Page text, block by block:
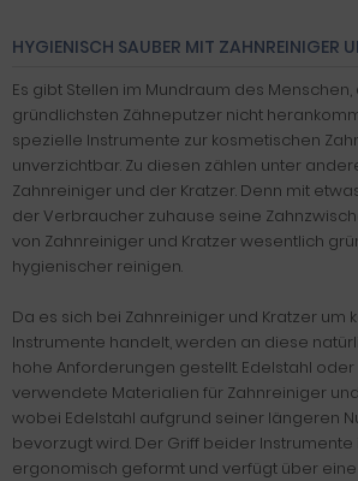
HYGIENISCH SAUBER MIT ZAHNREINIGER
Es gibt Stellen im Mundraum des
gründlichsten Zähneputzer nicht
spezielle Instrumente zur kosmetischen
unverzichtbar. Zu diesen zählen unter
Zahnreiniger und der Kratzer. Denn mit
der Verbraucher zuhause seine
von Zahnreiniger und Kratzer wesentlich
hygienischer reinigen.
Da es sich bei Zahnreiniger und Kratzer um
Instrumente handelt, werden an diese
hohe Anforderungen gestellt. Edelstahl oder
verwendete Materialien für Zahnreiniger
wobei Edelstahl aufgrund seiner längeren
bevorzugt wird. Der Griff beider Instrumente
ergonomisch geformt und verfügt über